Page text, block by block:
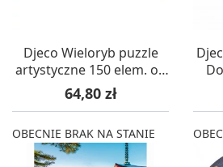
Djeco Wieloryb puzzle
artystyczne 150 elem. od
6 lat
Cena
64,80 zł
OBECNIE BRAK NA STANIE